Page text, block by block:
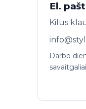
El.
Kilus
Darbo